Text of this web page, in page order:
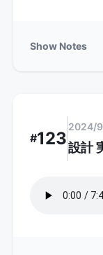
Show Notes
#123
2024/
設計